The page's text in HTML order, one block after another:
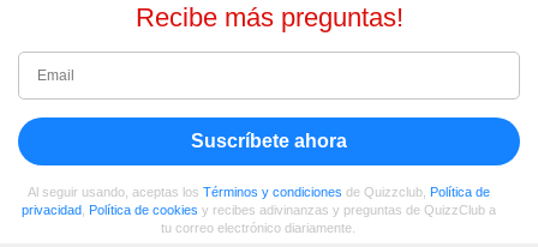
Recibe más preguntas!
Suscríbete ahora
Al seguir usando, aceptas los Términos y condiciones de Quizzclub, Política de
privacidad, Política de cookies y recibes adivinanzas y preguntas de QuizzClub a
tu correo electrónico diariamente.